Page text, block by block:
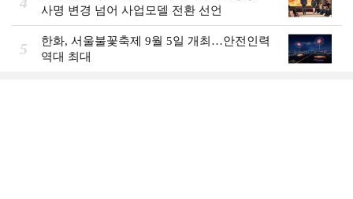
사명 변경 넘어 사업모델 전환 선언
5
한화, 서울불꽃축제 9월 5일 개최…안전인력
역대 최대